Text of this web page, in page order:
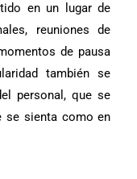
en un lugar de
reuniones de
de pausa
también se
personal, que se
se sienta como en